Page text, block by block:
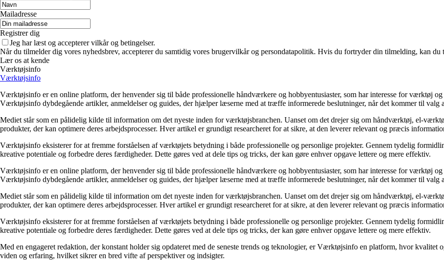
Mailadresse
Registrer dig
Jeg har læst og accepterer vilkår og betingelser.
Når du tilmelder dig vores nyhedsbrev, accepterer du samtidig vores brugervilkår og persondatapolitik. Hvis du fortryder din tilmelding, kan
Lær os at kende
Værktøjsinfo
Værktøjsinfo
Værktøjsinfo er en online platform, der henvender sig til både professionelle håndværkere og hobbyentusiaster, som har interesse for værktøj
Værktøjsinfo dybdegående artikler, anmeldelser og guides, der hjælper læserne med at træffe informerede beslutninger, når det kommer til valg
Mediet står som en pålidelig kilde til information om det nyeste inden for værktøjsbranchen. Uanset om det drejer sig om håndværktøj, el-
produkter, der kan optimere deres arbejdsprocesser. Hver artikel er grundigt researcheret for at sikre, at den leverer relevant og præcis
Værktøjsinfo eksisterer for at fremme forståelsen af værktøjets betydning i både professionelle og personlige projekter. Gennem tydelig
kreative potentiale og forbedre deres færdigheder. Dette gøres ved at dele tips og tricks, der kan gøre enhver opgave lettere og mere effektiv.
Værktøjsinfo er en online platform, der henvender sig til både professionelle håndværkere og hobbyentusiaster, som har interesse for værktøj
Værktøjsinfo dybdegående artikler, anmeldelser og guides, der hjælper læserne med at træffe informerede beslutninger, når det kommer til valg
Mediet står som en pålidelig kilde til information om det nyeste inden for værktøjsbranchen. Uanset om det drejer sig om håndværktøj, el-
produkter, der kan optimere deres arbejdsprocesser. Hver artikel er grundigt researcheret for at sikre, at den leverer relevant og præcis
Værktøjsinfo eksisterer for at fremme forståelsen af værktøjets betydning i både professionelle og personlige projekter. Gennem tydelig
kreative potentiale og forbedre deres færdigheder. Dette gøres ved at dele tips og tricks, der kan gøre enhver opgave lettere og mere effektiv.
Med en engageret redaktion, der konstant holder sig opdateret med de seneste trends og teknologier, er Værktøjsinfo en platform, hvor kvalitet
viden og erfaring, hvilket sikrer en bred vifte af perspektiver og indsigter.